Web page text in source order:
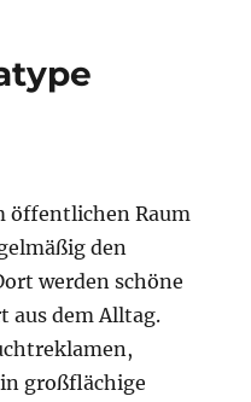
öffentlichen Raum
den
werden schöne
aus dem Alltag.
großflächige